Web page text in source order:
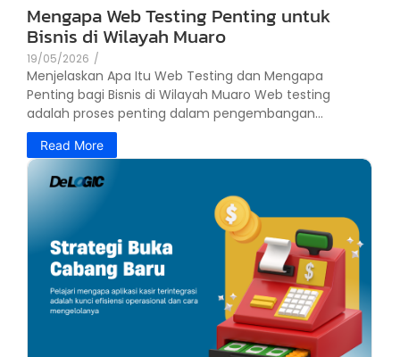
Mengapa Web Testing Penting untuk
Bisnis di Wilayah Muaro
19/05/2026 /
Menjelaskan Apa Itu Web Testing dan Mengapa
Penting bagi Bisnis di Wilayah Muaro Web testing
adalah proses penting dalam pengembangan...
Read More